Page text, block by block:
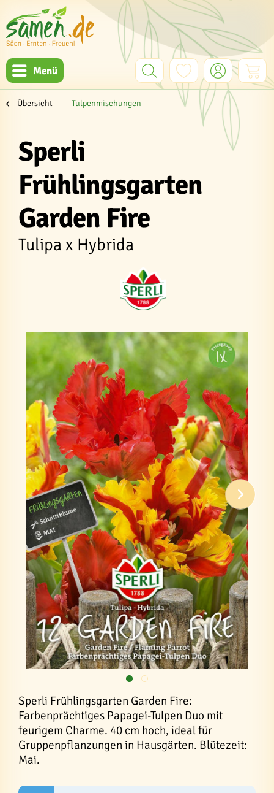
Menü
Übersicht Tulpenmischungen
Sperli
Frühlingsgarten
Garden Fire
Tulipa x Hybrida
Sperli Frühlingsgarten Garden Fire:
Farbenprächtiges Papagei-Tulpen Duo mit
feurigem Charme. 40 cm hoch, ideal für
Gruppenpflanzungen in Hausgärten. Blütezeit:
Mai.